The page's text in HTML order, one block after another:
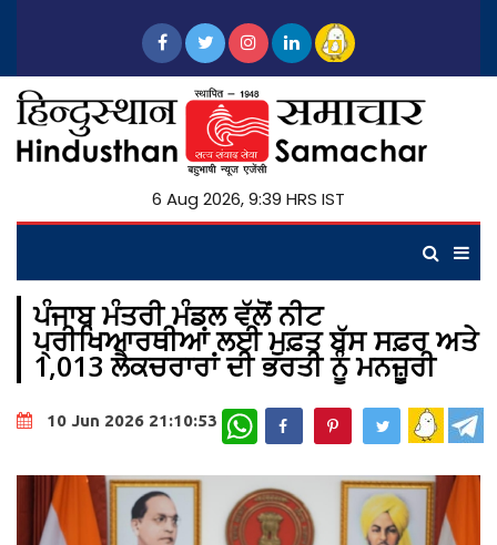
6 Aug 2026, 9:39 HRS IST
ਪੰਜਾਬ ਮੰਤਰੀ ਮੰਡਲ ਵੱਲੋਂ ਨੀਟ
ਪ੍ਰੀਖਿਆਰਥੀਆਂ ਲਈ ਮੁਫ਼ਤ ਬੱਸ ਸਫ਼ਰ ਅਤੇ
1,013 ਲੈਕਚਰਾਰਾਂ ਦੀ ਭਰਤੀ ਨੂੰ ਮਨਜ਼ੂਰੀ
10 Jun 2026 21:10:53 WhatsApp